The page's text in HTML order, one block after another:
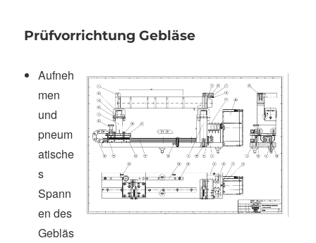
Prüfvorrichtung Gebläse
Aufneh
men
und
pneum
atische
s
Spann
en des
Gebläs